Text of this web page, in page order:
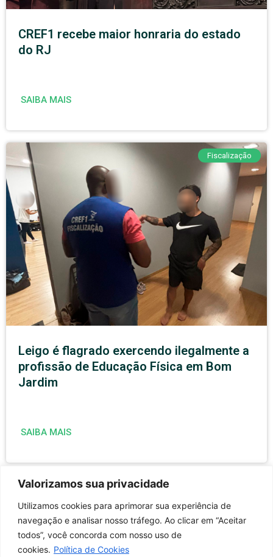
Valorizamos sua privacidade
Utilizamos cookies para aprimorar sua experiência de
navegação e analisar nosso tráfego. Ao clicar em “Aceitar
todos”, você concorda com nosso uso de
cookies. Política de Cookies
CREF1 recebe maior honraria do estado
do RJ
SAIBA MAIS
Fiscalização
Leigo é flagrado exercendo ilegalmente a
profissão de Educação Física em Bom
Jardim
SAIBA MAIS